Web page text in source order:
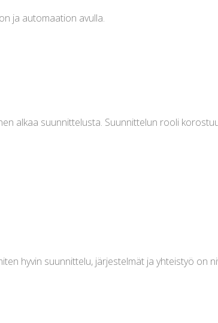
ja automaation avulla.
alkaa suunnittelusta. Suunnittelun rooli
hyvin suunnittelu, järjestelmät ja yhteistyö on